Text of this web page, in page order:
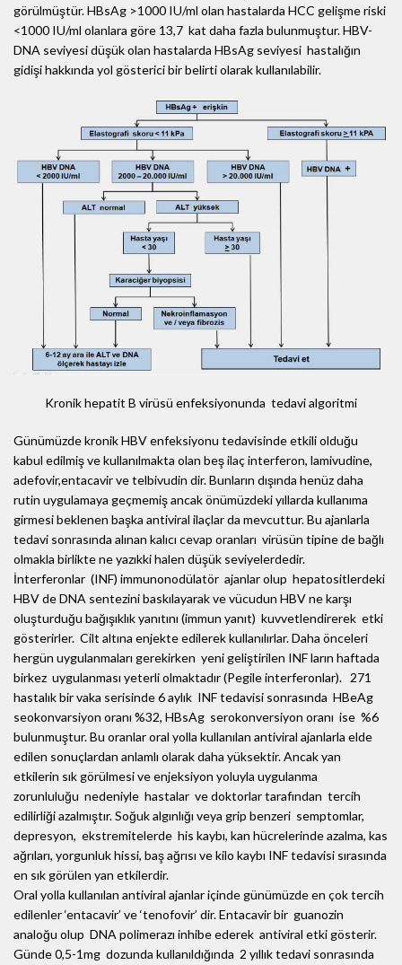
görülmüştür. HBsAg >1000 IU/ml olan hastalarda HCC gelişme riski
<1000 IU/ml olanlara göre 13,7 kat daha fazla bulunmuştur. HBV-
DNA seviyesi düşük olan hastalarda HBsAg seviyesi hastalığın
gidişi hakkında yol gösterici bir belirti olarak kullanılabilir.
Kronik hepatit B virüsü enfeksiyonunda tedavi algoritmi
Günümüzde kronik HBV enfeksiyonu tedavisinde etkili olduğu
kabul edilmiş ve kullanılmakta olan beş ilaç interferon, lamivudine,
adefovir,entacavir ve telbivudin dir. Bunların dışında henüz daha
rutin uygulamaya geçmemiş ancak önümüzdeki yıllarda kullanıma
girmesi beklenen başka antiviral ilaçlar da mevcuttur. Bu ajanlarla
tedavi sonrasında alınan kalıcı cevap oranları virüsün tipine de bağlı
olmakla birlikte ne yazıkki halen düşük seviyelerdedir.
İnterferonlar (INF) immunonodülatör ajanlar olup hepatositlerdeki
HBV de DNA sentezini baskılayarak ve vücudun HBV ne karşı
oluşturduğu bağışıklık yanıtını (immun yanıt) kuvvetlendirerek etki
gösterirler. Cilt altına enjekte edilerek kullanılırlar. Daha önceleri
hergün uygulanmaları gerekirken yeni geliştirilen INF ların haftada
birkez uygulanması yeterli olmaktadır (Pegile interferonlar). 271
hastalık bir vaka serisinde 6 aylık INF tedavisi sonrasında HBeAg
seokonvarsiyon oranı %32, HBsAg serokonversiyon oranı ise %6
bulunmuştur. Bu oranlar oral yolla kullanılan antiviral ajanlarla elde
edilen sonuçlardan anlamlı olarak daha yüksektir. Ancak yan
etkilerin sık görülmesi ve enjeksiyon yoluyla uygulanma
zorunluluğu nedeniyle hastalar ve doktorlar tarafından tercih
edilirliği azalmıştır. Soğuk algınlığı veya grip benzeri semptomlar,
depresyon, ekstremitelerde his kaybı, kan hücrelerinde azalma, kas
ağrıları, yorgunluk hissi, baş ağrısı ve kilo kaybı INF tedavisi sırasında
en sık görülen yan etkilerdir.
Oral yolla kullanılan antiviral ajanlar içinde günümüzde en çok tercih
edilenler ‘entacavir’ ve ‘tenofovir’ dir. Entacavir bir guanozin
analoğu olup DNA polimerazı inhibe ederek antiviral etki gösterir.
Günde 0,5-1mg dozunda kullanıldığında 2 yıllık tedavi sonrasında